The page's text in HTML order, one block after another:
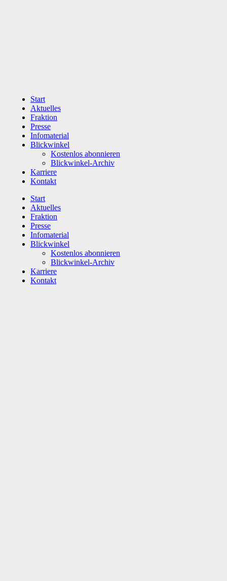
Start
Aktuelles
Fraktion
Presse
Infomaterial
Blickwinkel
Kostenlos abonnieren
Blickwinkel-Archiv
Karriere
Kontakt
Start
Aktuelles
Fraktion
Presse
Infomaterial
Blickwinkel
Kostenlos abonnieren
Blickwinkel-Archiv
Karriere
Kontakt